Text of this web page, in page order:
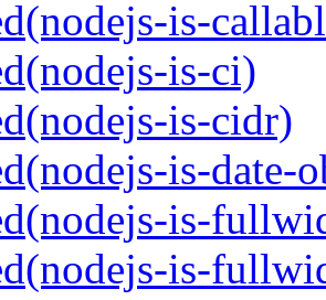
is-
is-ci)
is-cidr)
is-date-
is-
is-